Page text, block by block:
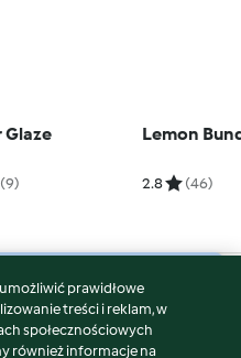
Glaze
(9)
Lemon
2.8 (46)
prawidłowe
treści i reklam, w
społecznościowych
również informacje na